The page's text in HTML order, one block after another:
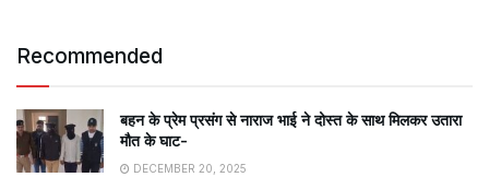
Recommended
बहन के प्रेम प्रसंग से नाराज भाई ने दोस्त के साथ मिलकर उतारा
मौत के घाट-
DECEMBER 20, 2025